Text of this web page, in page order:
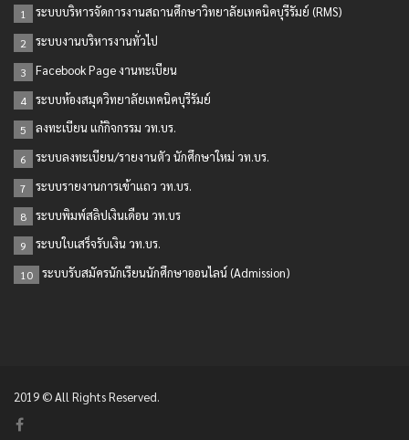
1 ระบบบริหารจัดการงานสถานศึกษาวิทยาลัยเทคนิคบุรีรัมย์ (RMS)
2 ระบบงานบริหารงานทั่วไป
3 Facebook Page งานทะเบียน
4 ระบบห้องสมุดวิทยาลัยเทคนิคบุรีรัมย์
5 ลงทะเบียน แก้กิจกรรม วท.บร.
6 ระบบลงทะเบียน/รายงานตัว นักศึกษาใหม่ วท.บร.
7 ระบบรายงานการเข้าแถว วท.บร.
8 ระบบพิมพ์สลิปเงินเดือน วท.บร
9 ระบบใบเสร็จรับเงิน วท.บร.
10 ระบบรับสมัครนักเรียนนักศึกษาออนไลน์ (Admission)
2019 © All Rights Reserved.